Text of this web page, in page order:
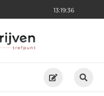
13:19:38